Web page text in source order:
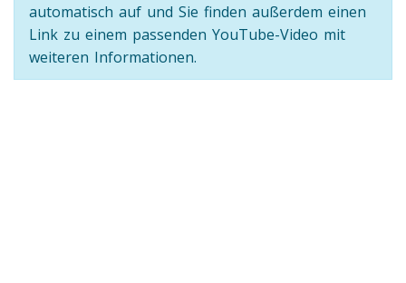
automatisch auf und Sie finden außerdem einen
Link zu einem passenden YouTube-Video mit
weiteren Informationen.